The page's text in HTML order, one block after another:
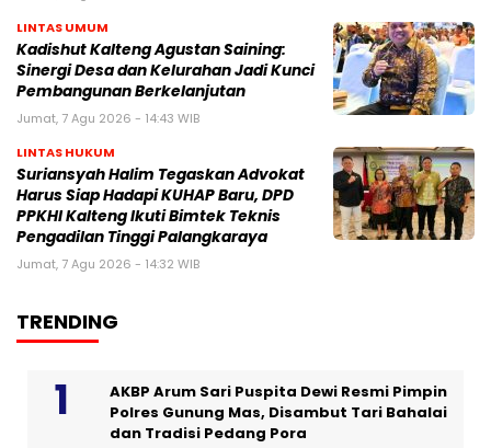
LINTAS UMUM
Kadishut Kalteng Agustan Saining:
Sinergi Desa dan Kelurahan Jadi Kunci
Pembangunan Berkelanjutan
Jumat, 7 Agu 2026 - 14:43 WIB
LINTAS HUKUM
Suriansyah Halim Tegaskan Advokat
Harus Siap Hadapi KUHAP Baru, DPD
PPKHI Kalteng Ikuti Bimtek Teknis
Pengadilan Tinggi Palangkaraya
Jumat, 7 Agu 2026 - 14:32 WIB
TRENDING
AKBP Arum Sari Puspita Dewi Resmi Pimpin
Polres Gunung Mas, Disambut Tari Bahalai
dan Tradisi Pedang Pora